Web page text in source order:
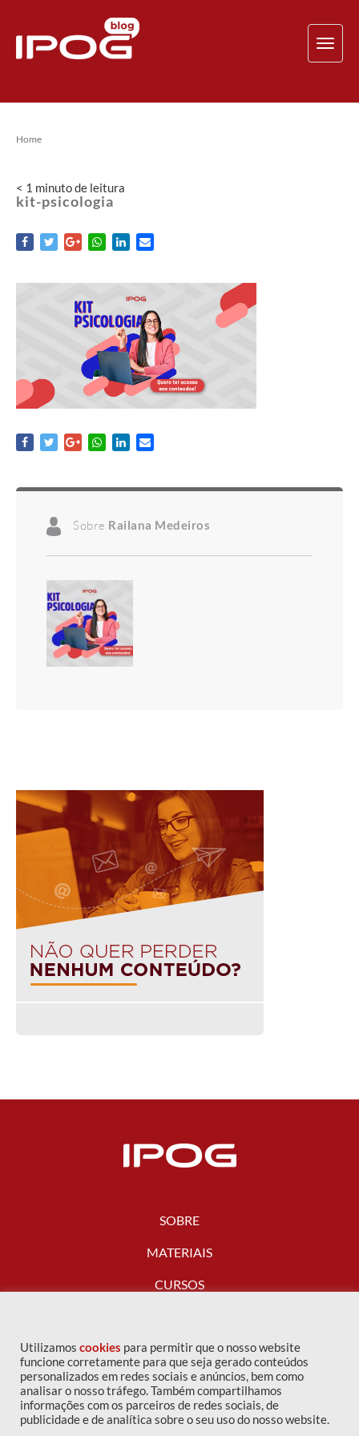
Home
< 1 minutode leitura
kit-psicologia
Sobre Railana Medeiros
SOBRE
MATERIAIS
CURSOS
FALE CONOSCO
Utilizamos cookies para permitir que o nosso website
funcione corretamente para que seja gerado conteúdos
personalizados em redes sociais e anúncios, bem como
analisar o nosso tráfego. Também compartilhamos
informações com os parceiros de redes sociais, de
publicidade e de analítica sobre o seu uso do nosso website.